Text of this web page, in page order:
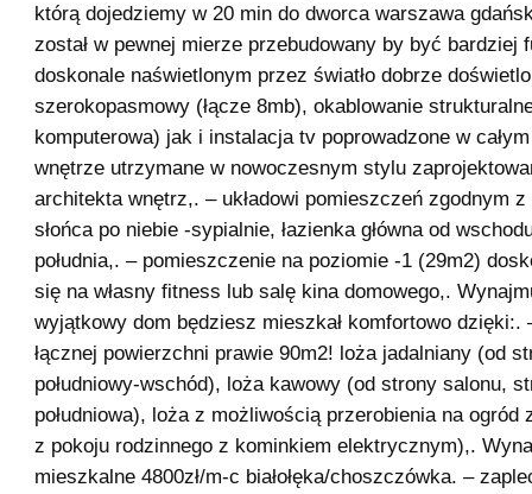
którą dojedziemy w 20 min do dworca warszawa
został w pewnej mierze przebudowany by być bardziej
doskonale naświetlonym przez światło dobrze
szerokopasmowy (łącze 8mb), okablowanie
komputerowa) jak i instalacja tv poprowadzone w
wnętrze utrzymane w nowoczesnym stylu
architekta wnętrz,. – układowi pomieszczeń zgodnym z
słońca po niebie -sypialnie, łazienka główna od
południa,. – pomieszczenie na poziomie -1 (29m2)
się na własny fitness lub salę kina domowego,.
wyjątkowy dom będziesz mieszkał komfortowo dzięki:.
łącznej powierzchni prawie 90m2! loża jadalniany (od
południowy-wschód), loża kawowy (od strony salonu,
południowa), loża z możliwością przerobienia na ogród
z pokoju rodzinnego z kominkiem elektrycznym),.
mieszkalne 4800zł/m-c białołęka/choszczówka. –